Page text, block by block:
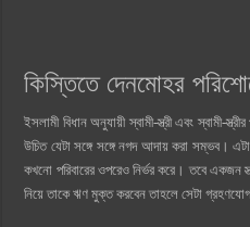
কিস্তিতে দেনমোহর
ইসলামী বিধান অনুযায়ী স্বামী-স্ত্রী এবং স্বামী-
উচিত যেটা সঙ্গে সঙ্গে নগদ আদায় করা সম্ভব।
কখনো পরিবারের ওপরেও নির্ভর করে। তবে একজন
নিয়ে তাকে ঋণ মুক্ত করবেন তাহলে সেটা